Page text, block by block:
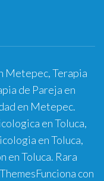
Metepec, Terapia
de Pareja en
en Metepec.
en Toluca,
en Toluca,
en Toluca. Rara
Funciona con